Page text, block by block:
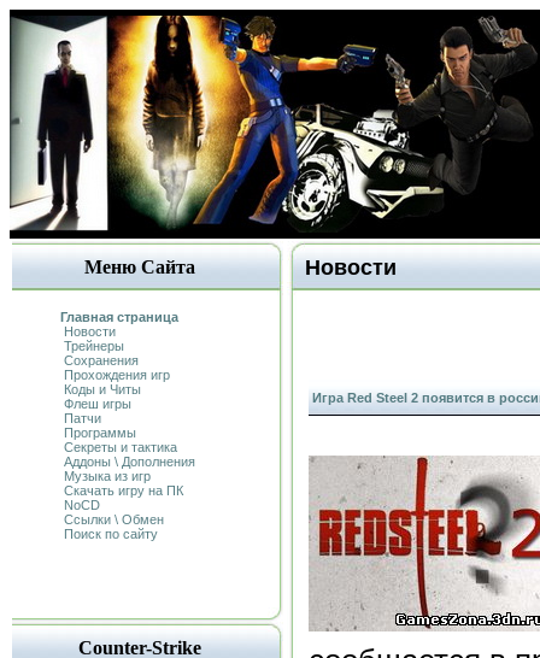
Меню Сайта
Главная страница
Новости
Трейнеры
Сохранения
Прохождения игр
Коды и Читы
Флеш игры
Патчи
Программы
Секреты и тактика
Аддоны \ Дополнения
Музыка из игр
Скачать игру на ПК
NoCD
Ссылки \ Обмен
Поиск по сайту
Counter-Strike
Новости
Игра Red Steel 2 появится в